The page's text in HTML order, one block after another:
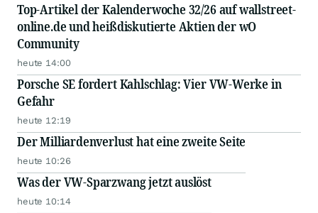
Top-Artikel der Kalenderwoche 32/26 auf wallstreet-
online.de und heißdiskutierte Aktien der wO
Community
heute 14:00
Porsche SE fordert Kahlschlag: Vier VW-Werke in
Gefahr
heute 12:19
Der Milliardenverlust hat eine zweite Seite
heute 10:26
Was der VW-Sparzwang jetzt auslöst
heute 10:14